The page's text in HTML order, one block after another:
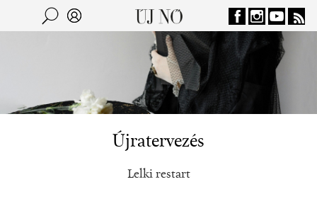
Jump to navigation
Kereső
Újratervezés
Lelki restart